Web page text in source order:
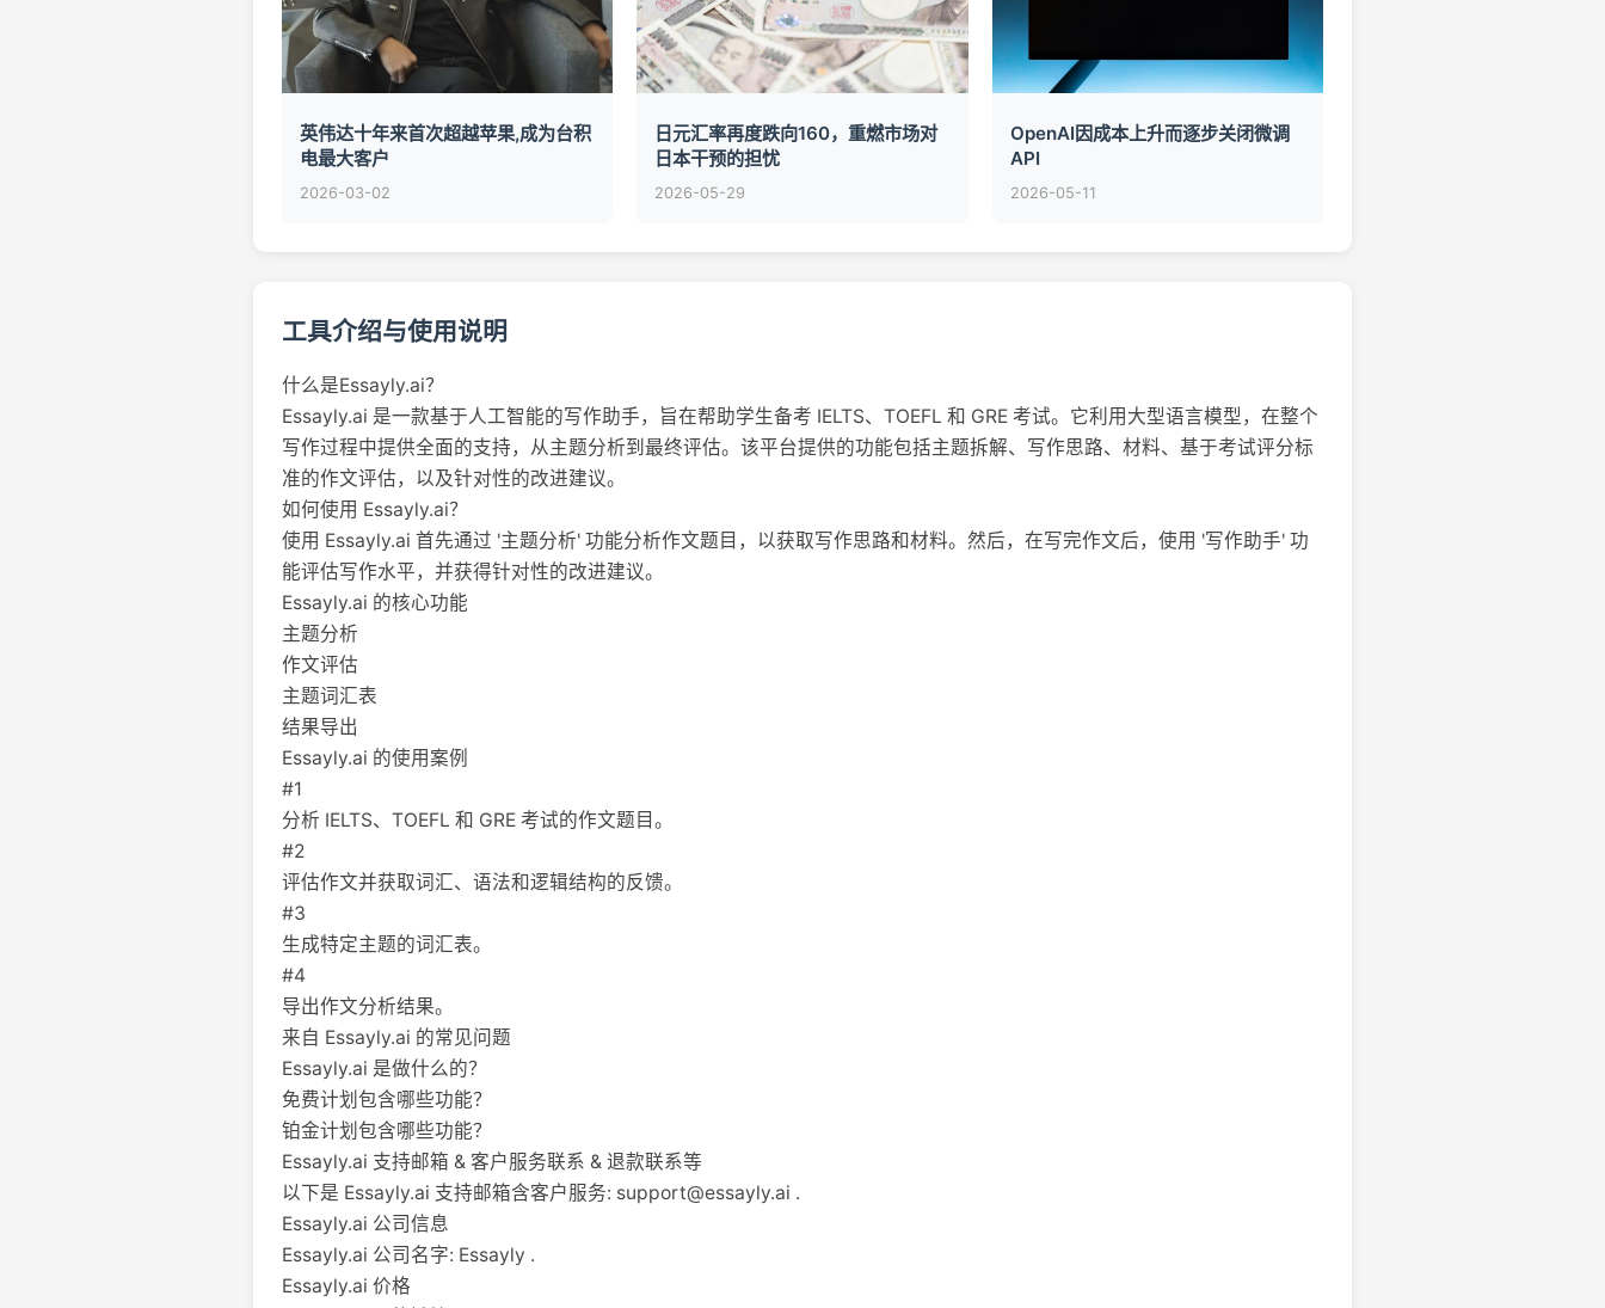
英伟达十年来首次超越苹果,成为台积
电最大客户
2026-03-02
日元汇率再度跌向160，重燃市场对
日本干预的担忧
2026-05-29
OpenAI因成本上升而逐步关闭微调
API
2026-05-11
工具介绍与使用说明
什么是Essayly.ai？
Essayly.ai 是一款基于人工智能的写作助手，旨在帮助学生备考 IELTS、TOEFL 和 GRE 考试。它利用大型语言模型，在整个
写作过程中提供全面的支持，从主题分析到最终评估。该平台提供的功能包括主题拆解、写作思路、材料、基于考试评分标
准的作文评估，以及针对性的改进建议。
如何使用 Essayly.ai？
使用 Essayly.ai 首先通过 '主题分析' 功能分析作文题目，以获取写作思路和材料。然后，在写完作文后，使用 '写作助手' 功
能评估写作水平，并获得针对性的改进建议。
Essayly.ai 的核心功能
主题分析
作文评估
主题词汇表
结果导出
Essayly.ai 的使用案例
#1
分析 IELTS、TOEFL 和 GRE 考试的作文题目。
#2
评估作文并获取词汇、语法和逻辑结构的反馈。
#3
生成特定主题的词汇表。
#4
导出作文分析结果。
来自 Essayly.ai 的常见问题
Essayly.ai 是做什么的？
免费计划包含哪些功能？
铂金计划包含哪些功能？
Essayly.ai 支持邮箱 & 客户服务联系 & 退款联系等
以下是 Essayly.ai 支持邮箱含客户服务: support@essayly.ai .
Essayly.ai 公司信息
Essayly.ai 公司名字: Essayly .
Essayly.ai 价格